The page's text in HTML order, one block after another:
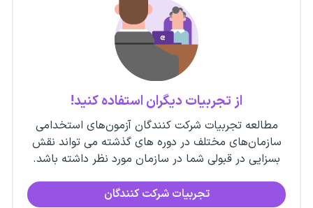
از تجربیات دیگران استفاده کنید!
مطالعه تجربیات شرکت کنندگان آزمون‌های استخدامی
سازمان‌های مختلف در دوره های گذشته می تواند نقش
بسزایی در قبولی شما در سازمان مورد نظر داشته باشد.
تجربیات شرکت کنندگان